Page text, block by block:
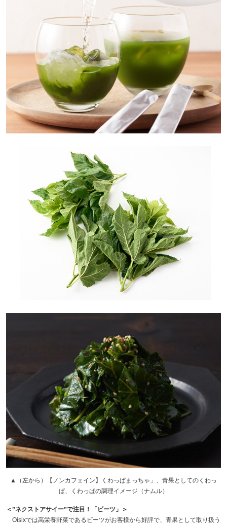
▲（左から）【ノンカフェイン】くわっぱまっちゃ」、青果としてのくわっ
ぱ、くわっぱの調理イメージ（ナムル）
＜”ネクストアサイー”で注目！「ビーツ」＞
Oisixでは高栄養野菜であるビーツがお客様から好評で、青果として取り扱う